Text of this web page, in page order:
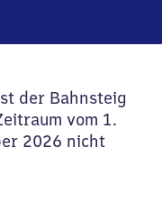
der Bahnsteig
vom 1.
2026 nicht